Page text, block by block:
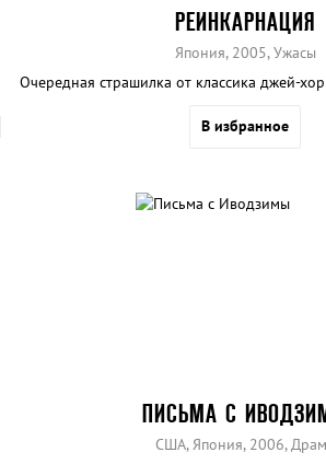
РЕИНКАРНАЦИЯ
Япония, 2005, Ужасы
Очередная страшилка от классика джей-
В избранное
ПИСЬМА С
США, Япония, 2006,